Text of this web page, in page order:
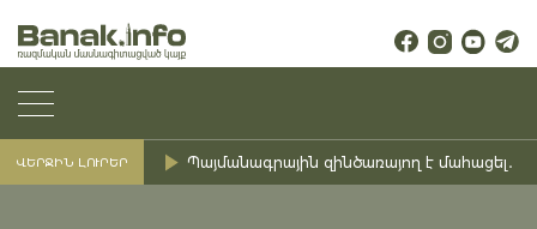
ՎԵՐՋԻՆ ԼՈՒՐԵՐ Պայմանագրային զինծառայող է մահացել․